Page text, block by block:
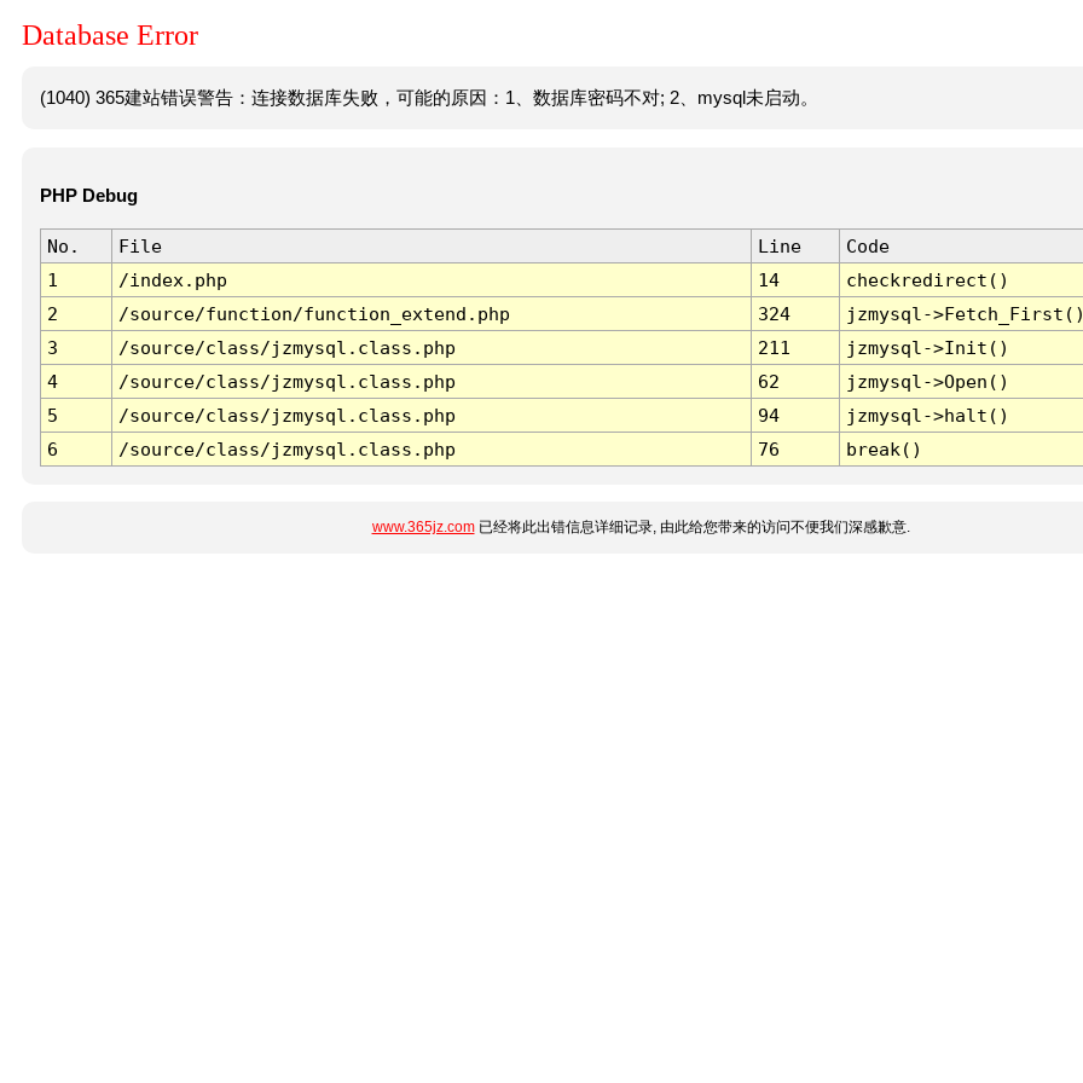
Database Error
(1040) 365建站错误警告：连接数据库失败，可能的原因：1、数据库密码不对; 2、mysql未启动。
PHP Debug
No. File Line
Code
1
/index.php 14
checkredirect()
2
/source/function/function_extend.php 324
jzmysql-
3
/source/class/jzmysql.class.php 211
jzmysql->Init()
4
/source/class/jzmysql.class.php 62
jzmysql->Open()
5
/source/class/jzmysql.class.php 94
jzmysql->halt()
6
/source/class/jzmysql.class.php 76 break()
www.365jz.com已经将此出错信息详细记录, 由此给您带来的访问不便我们深感歉意.